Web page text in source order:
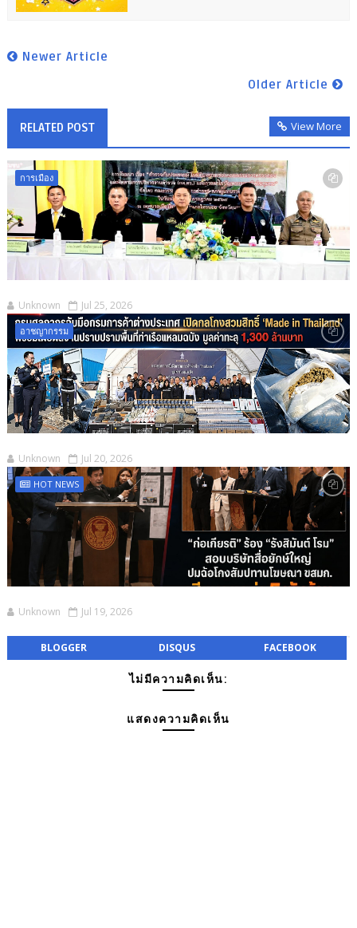
Newer Article
Older Article
RELATED POST View More
การเมือง
Unknown Jul 25, 2026
อาชญากรรม
Unknown Jul 20, 2026
HOT NEWS
Unknown Jul 19, 2026
BLOGGER DISQUS FACEBOOK
ไม่มีความคิดเห็น:
แสดงความคิดเห็น